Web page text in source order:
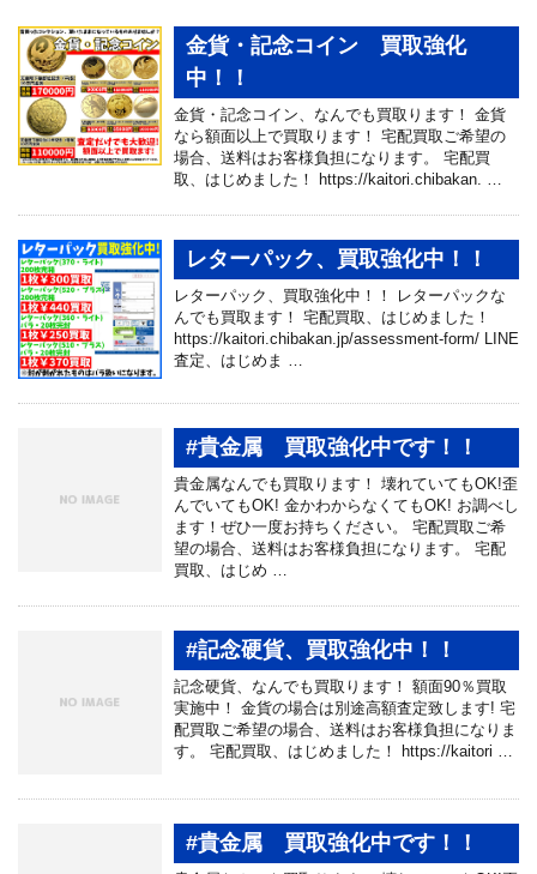
金貨・記念コイン 買取強化
中！！
金貨・記念コイン、なんでも買取ります！ 金貨
なら額面以上で買取ります！ 宅配買取ご希望の
場合、送料はお客様負担になります。 宅配買
取、はじめました！ https://kaitori.chibakan. …
レターパック、買取強化中！！
レターパック、買取強化中！！ レターパックな
んでも買取ます！ 宅配買取、はじめました！
https://kaitori.chibakan.jp/assessment-form/ LINE
査定、はじめま …
#貴金属 買取強化中です！！
貴金属なんでも買取ります！ 壊れていてもOK!歪
んでいてもOK! 金かわからなくてもOK! お調べし
ます！ぜひ一度お持ちください。 宅配買取ご希
望の場合、送料はお客様負担になります。 宅配
買取、はじめ …
#記念硬貨、買取強化中！！
記念硬貨、なんでも買取ります！ 額面90％買取
実施中！ 金貨の場合は別途高額査定致します! 宅
配買取ご希望の場合、送料はお客様負担になりま
す。 宅配買取、はじめました！ https://kaitori …
#貴金属 買取強化中です！！